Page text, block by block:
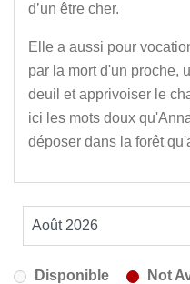
d’un être cher.
Elle a aussi pour
par la mort d'un proche,
deuil et apprivoiser le
ici les mots doux
déposer dans la forêt
Disponible
Not